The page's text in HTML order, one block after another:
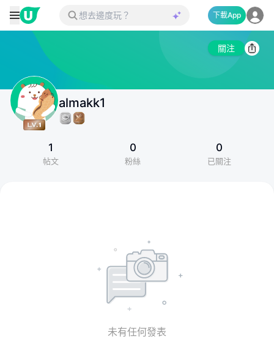
下載App
關注
almakk1
1
帖文
0
粉絲
0
已關注
未有任何發表